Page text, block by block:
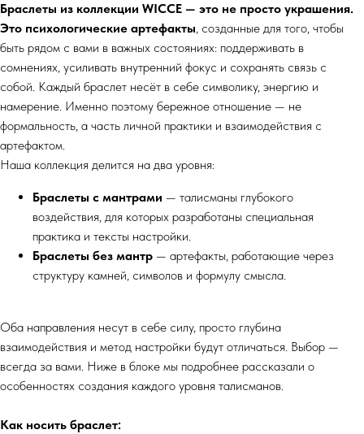
Браслеты из коллекции WICCE — это не просто украшения.
Это психологические артефакты, созданные для того, чтобы
быть рядом с вами в важных состояниях: поддерживать в
сомнениях, усиливать внутренний фокус и сохранять связь с
собой. Каждый браслет несёт в себе символику, энергию и
намерение. Именно поэтому бережное отношение — не
формальность, а часть личной практики и взаимодействия с
артефактом.
Наша коллекция делится на два уровня:
Браслеты с мантрами — талисманы глубокого
воздействия, для которых разработаны специальная
практика и тексты настройки.
Браслеты без мантр — артефакты, работающие через
структуру камней, символов и формулу смысла.
Оба направления несут в себе силу, просто глубина
взаимодействия и метод настройки будут отличаться. Выбор —
всегда за вами. Ниже в блоке мы подробнее рассказали о
особенностях создания каждого уровня талисманов.
Как носить браслет: